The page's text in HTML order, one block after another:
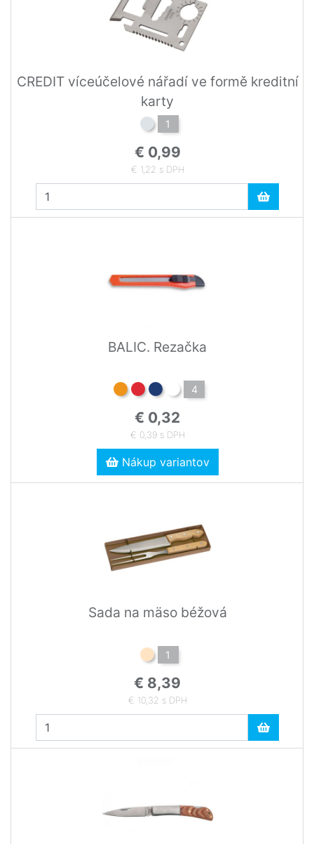
CREDIT víceúčelové nářadí ve formě kreditní
karty
1
€ 0,99
€ 1,22 s DPH
BALIC. Rezačka
4
€ 0,32
€ 0,39 s DPH
Nákup variantov
Sada na mäso béžová
1
€ 8,39
€ 10,32 s DPH